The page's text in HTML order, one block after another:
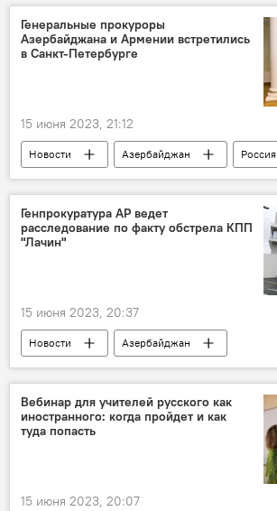
Мухаммад Шахбаз Шариф
Генеральные прокуроры
Азербайджана и Армении встретились
в Санкт-Петербурге
15 июня 2023, 21:12
Новости Азербайджан
Россия
Армения
Генпрокуратура АР
Генпрокуратура АР ведет
расследование по факту обстрела КПП
"Лачин"
15 июня 2023, 20:37
Новости
Азербайджан
Генпрокуратура Азербайджана
КПП
Лачин
обстрел
армянская провокация
Вебинар для учителей русского как
иностранного: когда пройдет и как
туда попасть
15 июня 2023, 20:07